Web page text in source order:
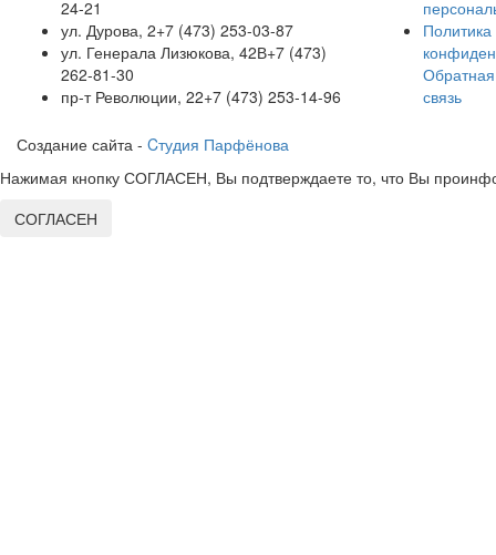
24-21
ул. Дурова, 2+7 (473) 253-03-87
ул. Генерала Лизюкова, 42В+7 (473)
262-81-30
пр-т Революции, 22+7 (473) 253-14-96
Политика
Обратная
связь
Создание сайта - Cтудия Парфёнова
Нажимая кнопку СОГЛАСЕН, Вы подтверждаете то, что Вы
СОГЛАСЕН